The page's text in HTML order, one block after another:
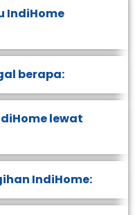
IndiHome
berapa:
lewat
IndiHome: